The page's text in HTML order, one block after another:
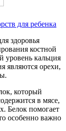
для ребенка
здоровья
костной
уровень кальция
являются орехи,
который
в мясе,
Белок помогает
особенно важно